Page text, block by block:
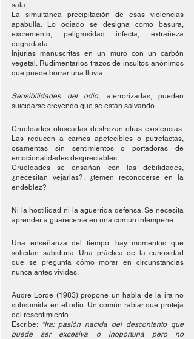
sala.
La simultánea precipitación de esas violencias
apabulla. Lo odiado se designa como basura,
excremento, peligrosidad infecta, extrañeza
degradada.
Injurias manuscritas en un muro con un carbón
vegetal. Rudimentarios trazos de insultos anónimos
que puede borrar una lluvia.
Sensibilidades del odio, aterrorizadas, pueden
suicidarse creyendo que se están salvando.
Crueldades ofuscadas destrozan otras existencias.
Las reducen a carnes apetecibles o putrefactas,
osamentas sin sentimientos o portadoras de
emocionalidades despreciables.
Crueldades se ensañan con las debilidades,
¿necesitan vejarlas?, ¿temen reconocerse en la
endeblez?
Ni la hostilidad ni la aguerrida defensa. Se necesita
aprender a guarecerse en una común intemperie.
Una enseñanza del tiempo: hay momentos que
solicitan sabiduría. Una práctica de la curiosidad
que se pregunta cómo morar en circunstancias
nunca antes vividas.
Audre Lorde (1983) propone un habla de la ira no
subsumida en el odio. Un común rabiar que proteja
del resentimiento.
Escribe: “Ira: pasión nacida del descontento que
puede ser excesiva o inoportuna pero no